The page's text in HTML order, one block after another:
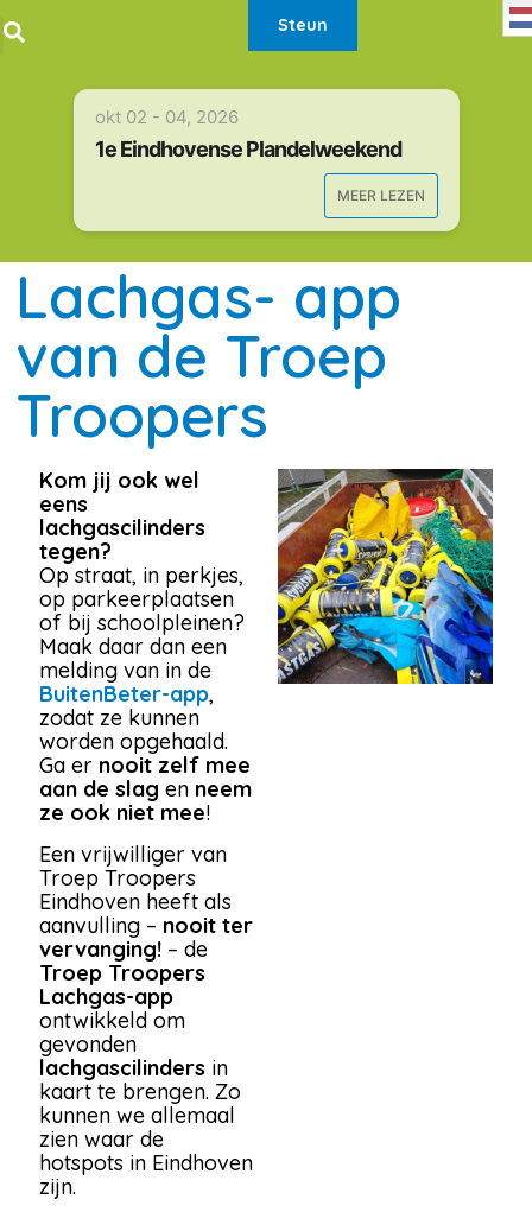
Steun
okt 02 - 04, 2026
1e Eindhovense Plandelweekend
MEER LEZEN
Lachgas- app
van de Troep
Troopers
Kom jij ook wel
eens
lachgascilinders
tegen?
Op straat, in perkjes,
op parkeerplaatsen
of bij schoolpleinen?
Maak daar dan een
melding van in de
BuitenBeter-app,
zodat ze kunnen
worden opgehaald.
Ga er nooit zelf mee
aan de slag en neem
ze ook niet mee!
Een vrijwilliger van
Troep Troopers
Eindhoven heeft als
aanvulling – nooit ter
vervanging! – de
Troep Troopers
Lachgas-app
ontwikkeld om
gevonden
lachgascilinders in
kaart te brengen. Zo
kunnen we allemaal
zien waar de
hotspots in Eindhoven
zijn.